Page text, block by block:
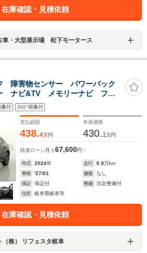
在庫確認・見積依頼
車・大型展示場 松下モータース
害物センサー パワーバック
ナビ&TV メモリーナビ フル
ラレコ ミュージックプレイヤ
システム ETC 電動シート
書付 360°画像付
支払総額
438.4万円
本体価格
430. 1万円
残価ローン 月々67,600円
年式 2024年 走行 0.9万km
車検
'27/01 修復
なし
保証
保証付 整備
法定整備付
住所
岐阜県岐阜市
在庫確認・見積依頼
（株） リフェスタ岐阜